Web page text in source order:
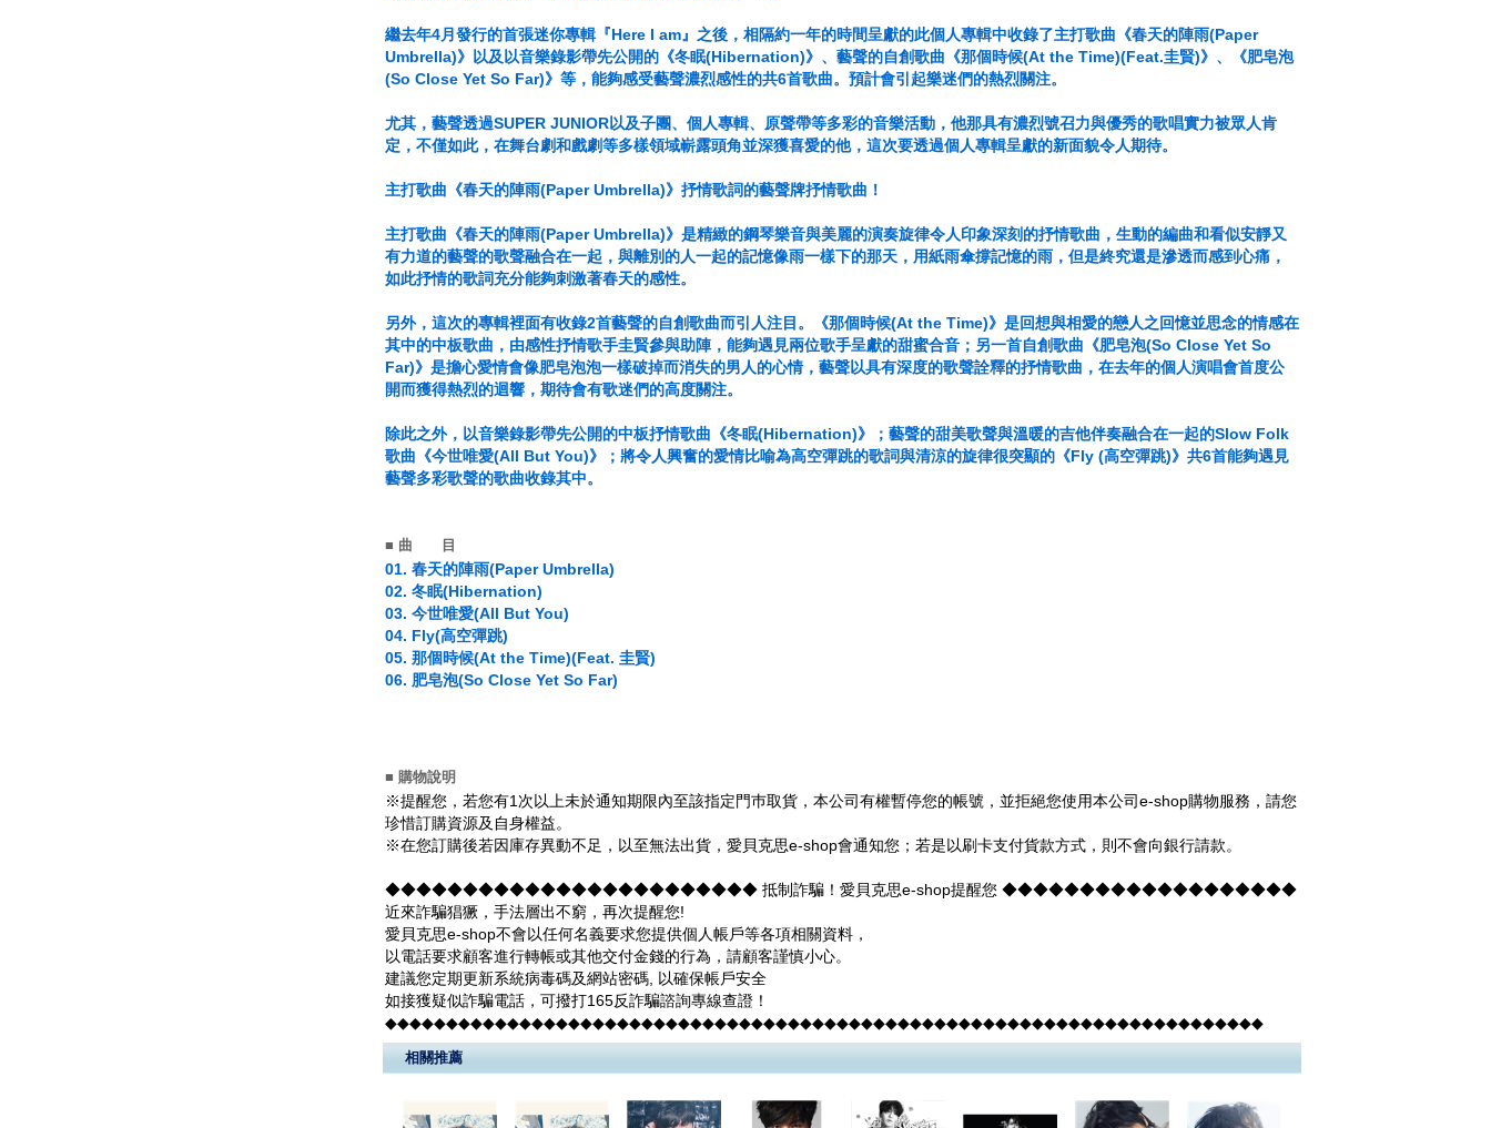
繼去年4月發行的首張迷你專輯『Here I am』之後，相隔約一年的時間呈獻的此個人專輯中收錄了主打歌曲《春天的陣雨(Paper
Umbrella)》以及以音樂錄影帶先公開的《冬眠(Hibernation)》、藝聲的自創歌曲《那個時候(At the Time)(Feat.圭賢)》、《肥皂泡
(So Close Yet So Far)》等，能夠感受藝聲濃烈感性的共6首歌曲。預計會引起樂迷們的熱烈關注。
尤其，藝聲透過SUPER JUNIOR以及子團、個人專輯、原聲帶等多彩的音樂活動，他那具有濃烈號召力與優秀的歌唱實力被眾人肯
定，不僅如此，在舞台劇和戲劇等多樣領域嶄露頭角並深獲喜愛的他，這次要透過個人專輯呈獻的新面貌令人期待。
主打歌曲《春天的陣雨(Paper Umbrella)》抒情歌詞的藝聲牌抒情歌曲！
主打歌曲《春天的陣雨(Paper Umbrella)》是精緻的鋼琴樂音與美麗的演奏旋律令人印象深刻的抒情歌曲，生動的編曲和看似安靜又
有力道的藝聲的歌聲融合在一起，與離別的人一起的記憶像雨一樣下的那天，用紙雨傘撐記憶的雨，但是終究還是滲透而感到心痛，
如此抒情的歌詞充分能夠刺激著春天的感性。
另外，這次的專輯裡面有收錄2首藝聲的自創歌曲而引人注目。《那個時候(At the Time)》是回想與相愛的戀人之回憶並思念的情感在
其中的中板歌曲，由感性抒情歌手圭賢參與助陣，能夠遇見兩位歌手呈獻的甜蜜合音；另一首自創歌曲《肥皂泡(So Close Yet So
Far)》是擔心愛情會像肥皂泡泡一樣破掉而消失的男人的心情，藝聲以具有深度的歌聲詮釋的抒情歌曲，在去年的個人演唱會首度公
開而獲得熱烈的迴響，期待會有歌迷們的高度關注。
除此之外，以音樂錄影帶先公開的中板抒情歌曲《冬眠(Hibernation)》；藝聲的甜美歌聲與溫暖的吉他伴奏融合在一起的Slow Folk
歌曲《今世唯愛(All But You)》；將令人興奮的愛情比喻為高空彈跳的歌詞與清涼的旋律很突顯的《Fly (高空彈跳)》共6首能夠遇見
藝聲多彩歌聲的歌曲收錄其中。
■ 曲 目
01. 春天的陣雨(Paper Umbrella)
02. 冬眠(Hibernation)
03. 今世唯愛(All But You)
04. Fly(高空彈跳)
05. 那個時候(At the Time)(Feat. 圭賢)
06. 肥皂泡(So Close Yet So Far)
■ 購物說明
※提醒您，若您有1次以上未於通知期限內至該指定門巿取貨，本公司有權暫停您的帳號，並拒絕您使用本公司e-shop購物服務，請您
珍惜訂購資源及自身權益。
※在您訂購後若因庫存異動不足，以至無法出貨，愛貝克思e-shop會通知您；若是以刷卡支付貨款方式，則不會向銀行請款。
◆◆◆◆◆◆◆◆◆◆◆◆◆◆◆◆◆◆◆◆◆◆◆◆ 抵制詐騙！愛貝克思e-shop提醒您 ◆◆◆◆◆◆◆◆◆◆◆◆◆◆◆◆◆◆◆
近來詐騙猖獗，手法層出不窮，再次提醒您!
愛貝克思e-shop不會以任何名義要求您提供個人帳戶等各項相關資料，
以電話要求顧客進行轉帳或其他交付金錢的行為，請顧客謹慎小心。
建議您定期更新系統病毒碼及網站密碼, 以確保帳戶安全
如接獲疑似詐騙電話，可撥打165反詐騙諮詢專線查證！
◆◆◆◆◆◆◆◆◆◆◆◆◆◆◆◆◆◆◆◆◆◆◆◆◆◆◆◆◆◆◆◆◆◆◆◆◆◆◆◆◆◆◆◆◆◆◆◆◆◆◆◆◆◆◆◆◆◆◆◆◆◆◆◆◆◆◆◆◆◆◆◆
相關推薦